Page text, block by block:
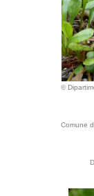
©
Comune